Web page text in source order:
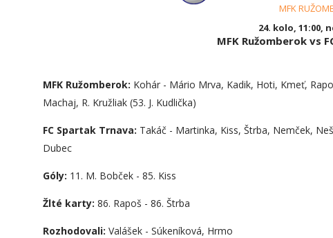
MFK
24. kolo, 11:00,
MFK Ružomberok vs
MFK Ružomberok: Kohár - Mário Mrva, Kadik, Hoti, Kmeť,
Machaj, R. Kružliak (53. J. Kudlička)
FC Spartak Trnava: Takáč - Martinka, Kiss, Štrba, Nemček,
Dubec
Góly: 11. M. Bobček - 85. Kiss
Žlté karty: 86. Rapoš - 86. Štrba
Rozhodovali: Valášek - Súkeníková, Hrmo